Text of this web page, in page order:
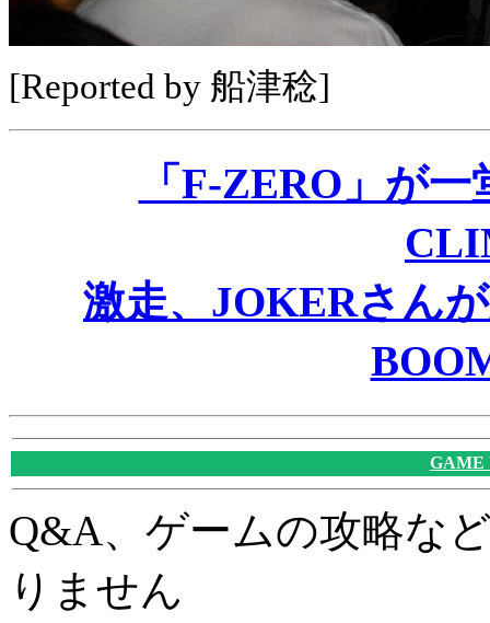
[Reported by 船津稔]
「F-ZERO」が
激走、JOKERさん
GAME
Q&A、ゲームの攻略な
りません